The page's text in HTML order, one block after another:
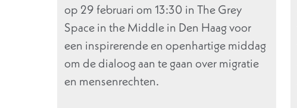
op 29 februari om 13:30 in The Grey
Space in the Middle in Den Haag voor
een inspirerende en openhartige middag
om de dialoog aan te gaan over migratie
en mensenrechten.